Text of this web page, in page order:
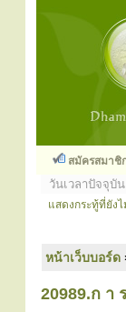
สมัครสมาชิ
วันเวลาปัจจุบั
แสดงกระทู้ที่ยัง
หน้าเว็บบอร์ด
20989.ก า